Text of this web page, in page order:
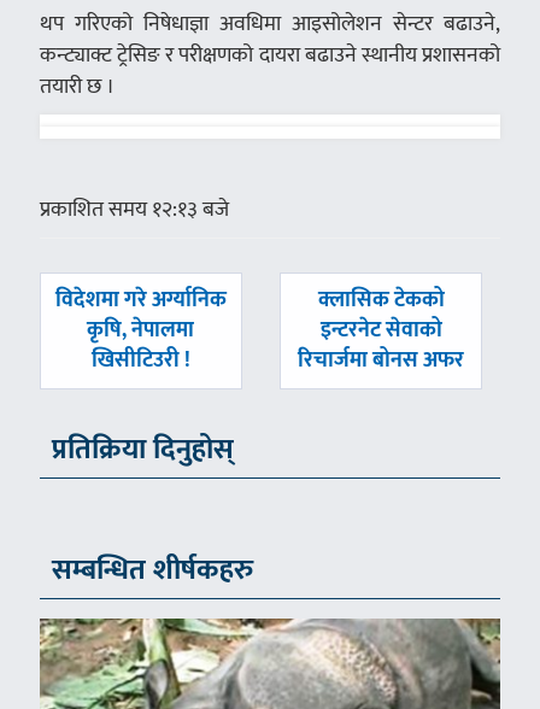
थप गरिएको निषेधाज्ञा अवधिमा आइसोलेशन सेन्टर बढाउने,
कन्ट्याक्ट ट्रेसिङ र परीक्षणको दायरा बढाउने स्थानीय प्रशासनको
तयारी छ ।
प्रकाशित समय १२:१३ बजे
पछिल्लाे
विदेशमा गरे अर्ग्यानिक
कृषि, नेपालमा
खिसीटिउरी !
अघिल्लाे
-
क्लासिक टेकको
इन्टरनेट सेवाको
रिचार्जमा बोनस अफर
प्रतिक्रिया दिनुहोस्
सम्बन्धित शीर्षकहरु